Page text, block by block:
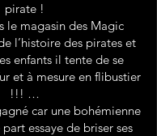
pirate !
le magasin des Magic
l’histoire des pirates et
enfants il tente de se
et à mesure en flibustier
!!! …
car une bohémienne
essaye de briser ses